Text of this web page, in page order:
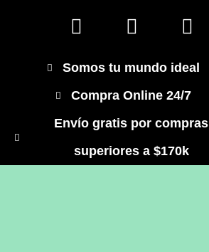
Somos tu mundo ideal
Compra Online 24/7
Envío gratis por compras
superiores a $170k